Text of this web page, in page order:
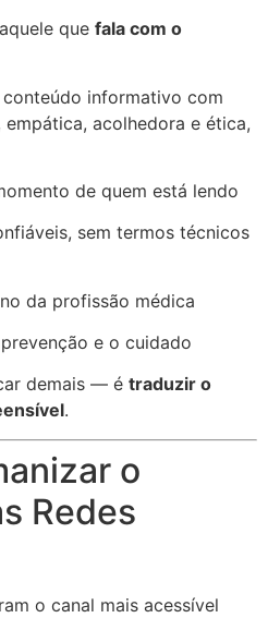
que fala com o
informativo com
empática, acolhedora e ética,
de quem está lendo
sem termos técnicos
da profissão médica
e o cuidado
demais — é traduzir o
.
o
Redes
o canal mais acessível